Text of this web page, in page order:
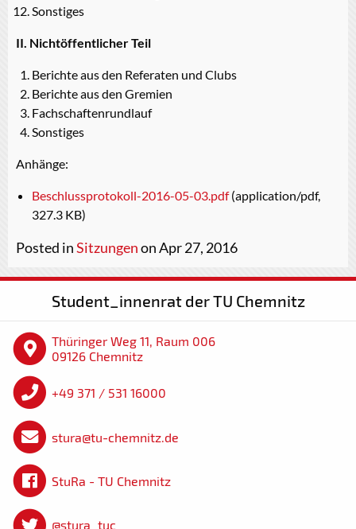
Sonstiges
II. Nichtöffentlicher Teil
Berichte aus den Referaten und Clubs
Berichte aus den Gremien
Fachschaftenrundlauf
Sonstiges
Anhänge:
Beschlussprotokoll-2016-05-03.pdf(application/pdf,
327.3 KB)
Posted inSitzungenon Apr 27, 2016
Student_innenrat der TU Chemnitz
Thüringer Weg 11, Raum 006
09126 Chemnitz
+49 371 / 531 16000
stura@tu-chemnitz.de
StuRa - TU Chemnitz
@stura_tuc